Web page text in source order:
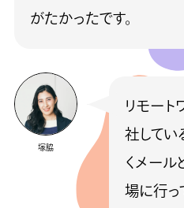
がたかったです。
塚脇
リモート
社してい
くメール
場に行っ